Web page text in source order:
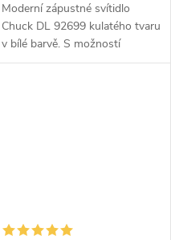
Moderní zápustné svítidlo
Chuck DL 92699 kulatého tvaru
v bílé barvě. S možností
nasměrování světla.